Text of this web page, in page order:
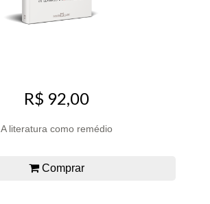
R$ 92,00
A literatura como remédio
Comprar